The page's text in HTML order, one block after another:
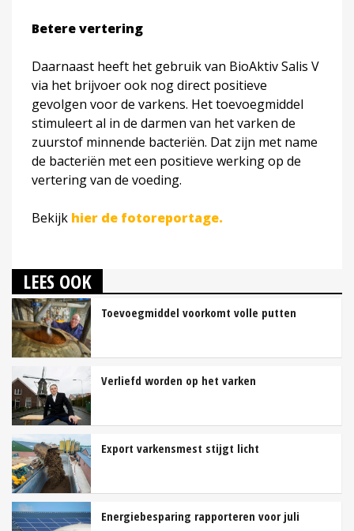
Betere vertering
Daarnaast heeft het gebruik van BioAktiv Salis V
via het brijvoer ook nog direct positieve
gevolgen voor de varkens. Het toevoegmiddel
stimuleert al in de darmen van het varken de
zuurstof minnende bacteriën. Dat zijn met name
de bacteriën met een positieve werking op de
vertering van de voeding.
Bekijk hier de fotoreportage.
LEES OOK
Toevoegmiddel voorkomt volle putten
Verliefd worden op het varken
Export varkensmest stijgt licht
Energiebesparing rapporteren voor juli